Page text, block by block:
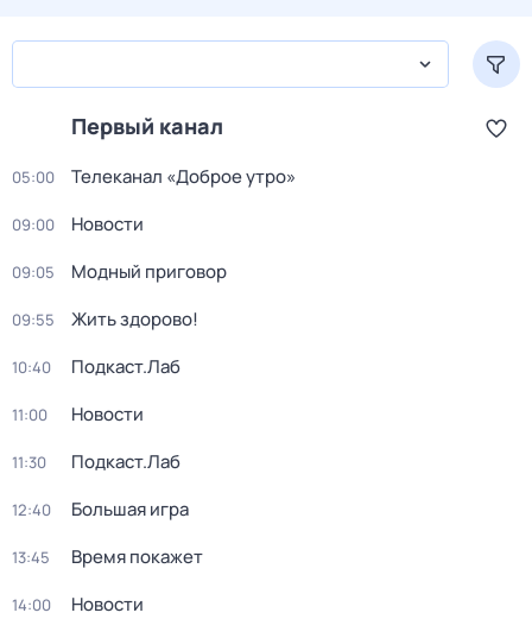
Первый канал
05:00 Телеканал «Доброе утро»
09:00 Новости
09:05 Модный приговор
09:55 Жить здорово!
10:40 Подкаст.Лаб
11:00 Новости
11:30 Подкаст.Лаб
12:40 Большая игра
13:45 Время покажет
14:00 Новости